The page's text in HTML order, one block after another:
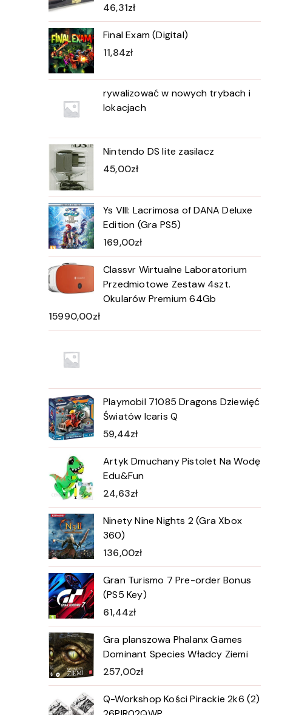
46,31zł
Final Exam (Digital)
11,84zł
rywalizować w nowych trybach i
lokacjach
Nintendo DS lite zasilacz
45,00zł
Ys VIII: Lacrimosa of DANA Deluxe
Edition (Gra PS5)
169,00zł
Classvr Wirtualne Laboratorium
Przedmiotowe Zestaw 4szt.
Okularów Premium 64Gb
15990,00zł
Playmobil 71085 Dragons Dziewięć
Światów Icaris Q
59,44zł
Artyk Dmuchany Pistolet Na Wodę
Edu&Fun
24,63zł
Ninety Nine Nights 2 (Gra Xbox
360)
136,00zł
Gran Turismo 7 Pre-order Bonus
(PS5 Key)
61,44zł
Gra planszowa Phalanx Games
Dominant Species Władcy Ziemi
257,00zł
Q-Workshop Kości Pirackie 2k6 (2)